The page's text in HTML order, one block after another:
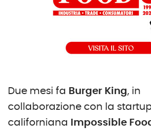
Due mesi fa Burger King, in
collaborazione con la
californiana
Impossible